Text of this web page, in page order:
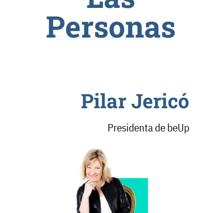
Personas
Pilar Jericó
Presidenta de beUp